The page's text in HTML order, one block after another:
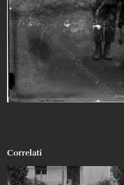
Correlati